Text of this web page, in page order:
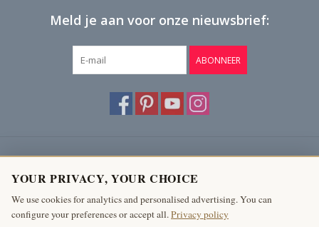
Meld je aan voor onze nieuwsbrief:
ABONNEER
Producten
Mijn account
YOUR PRIVACY, YOUR CHOICE
We use cookies for analytics and personalised advertising. You can
configure your preferences or accept all.Privacy policy